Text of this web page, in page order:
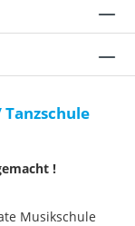
!
Musikschule